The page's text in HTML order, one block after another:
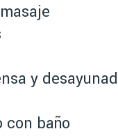
y
con baño